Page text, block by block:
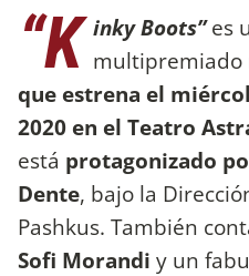
“K inky Boots”es
multipremiado
que estrena el
2020 en el Teatro
está protagonizado
Dente, bajo la
Pashkus. También
Sofi Morandi y un